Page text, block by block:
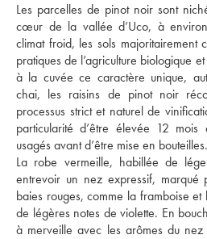
Les parcelles de pinot noir sont
cœur de la vallée d’Uco, à
climat froid, les sols majoritairement
pratiques de l’agriculture biologique
à la cuvée ce caractère unique,
chai, les raisins de pinot noir
processus strict et naturel de
particularité d’être élevée 12
usagés avant d’être mise en bouteilles.
La robe vermeille, habillée de
entrevoir un nez expressif, marqué
baies rouges, comme la framboise
de légères notes de violette. En
à merveille avec les arômes du